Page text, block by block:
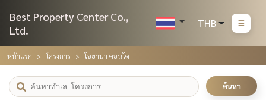
Best Property Center Co.,
Ltd.
THB
หน้าแรก โครงการ โอฮาน่า คอนโด
ค้นหา